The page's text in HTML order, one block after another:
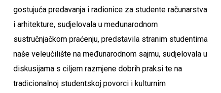
gostujuća predavanja i radionice za studente računarstva
i arhitekture, sudjelovala u međunarodnom
sustručnjačkom praćenju, predstavila stranim studentima
naše veleučilište na međunarodnom sajmu, sudjelovala u
diskusijama s ciljem razmjene dobrih praksi te na
tradicionalnoj studentskoj povorci i kulturnim